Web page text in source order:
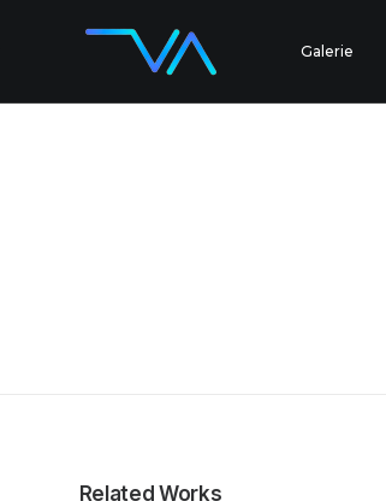
Galerie
Related Works